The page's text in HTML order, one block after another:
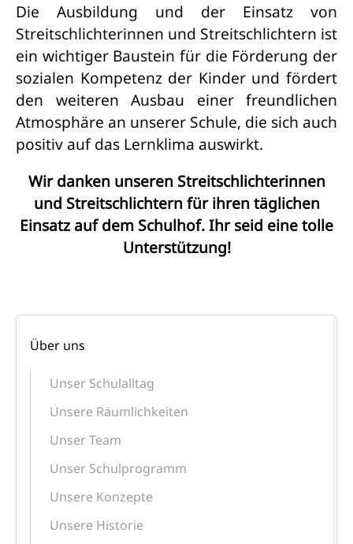
Die Ausbildung und der Einsatz von
Streitschlichterinnen und Streitschlichtern ist
ein wichtiger Baustein für die Förderung der
sozialen Kompetenz der Kinder und fördert
den weiteren Ausbau einer freundlichen
Atmosphäre an unserer Schule, die sich auch
positiv auf das Lernklima auswirkt.
Wir danken unseren Streitschlichterinnen
und Streitschlichtern für ihren täglichen
Einsatz auf dem Schulhof. Ihr seid eine tolle
Unterstützung!
überspringen
Über uns
Unser Schulalltag
Unsere Räumlichkeiten
Unser Team
Unser Schulprogramm
Unsere Konzepte
Unsere Historie